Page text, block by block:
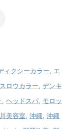
ィクシーカラー
エ
スロウカラー デンキ
ヘッドスパ モロッ
美容室 沖縄 沖縄